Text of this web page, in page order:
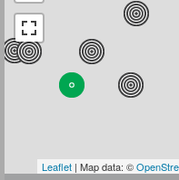
Leaflet | Map data: ©